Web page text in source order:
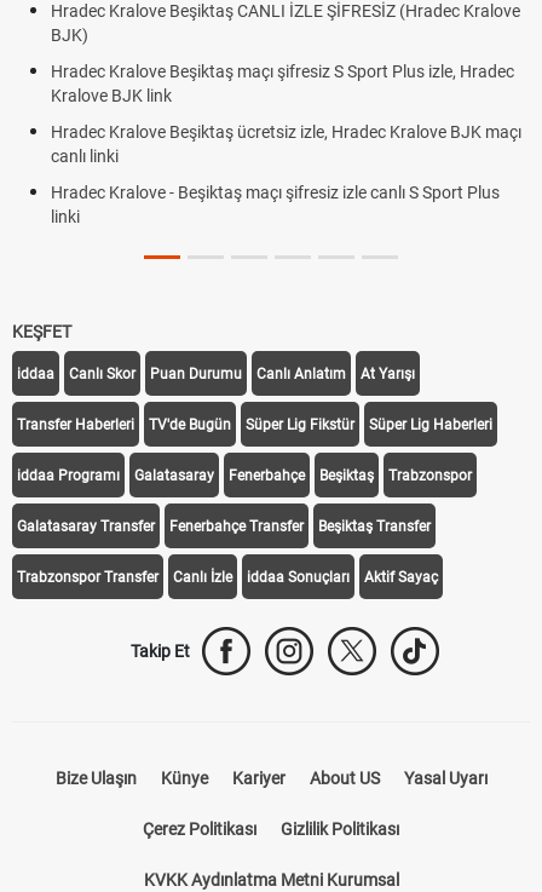
Hradec Kralove Beşiktaş CANLI İZLE ŞİFRESİZ (Hradec Kralove
BJK)
Hradec Kralove Beşiktaş maçı şifresiz S Sport Plus izle, Hradec
Kralove BJK link
Hradec Kralove Beşiktaş ücretsiz izle, Hradec Kralove BJK maçı
canlı linki
Hradec Kralove - Beşiktaş maçı şifresiz izle canlı S Sport Plus
linki
KEŞFET
iddaa Canlı Skor Puan Durumu Canlı Anlatım At Yarışı
Transfer Haberleri TV'de Bugün Süper Lig Fikstür Süper Lig Haberleri
iddaa Programı Galatasaray Fenerbahçe Beşiktaş Trabzonspor
Galatasaray Transfer Fenerbahçe Transfer Beşiktaş Transfer
Trabzonspor Transfer Canlı İzle iddaa Sonuçları Aktif Sayaç
Takip Et
Bize Ulaşın Künye Kariyer About US Yasal Uyarı
Çerez Politikası Gizlilik Politikası
KVKK Aydınlatma Metni Kurumsal